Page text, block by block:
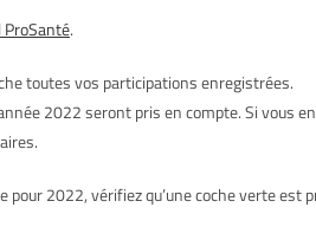
ProSanté.
toutes vos participations enregistrées.
2022 seront pris en compte. Si vous
2022, vérifiez qu’une coche verte est